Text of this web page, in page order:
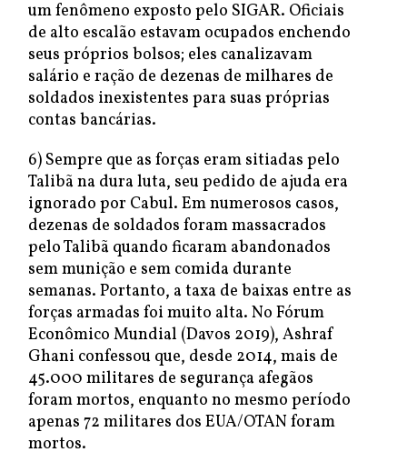
um fenômeno exposto pelo SIGAR. Oficiais
de alto escalão estavam ocupados enchendo
seus próprios bolsos; eles canalizavam
salário e ração de dezenas de milhares de
soldados inexistentes para suas próprias
contas bancárias.
6) Sempre que as forças eram sitiadas pelo
Talibã na dura luta, seu pedido de ajuda era
ignorado por Cabul. Em numerosos casos,
dezenas de soldados foram massacrados
pelo Talibã quando ficaram abandonados
sem munição e sem comida durante
semanas. Portanto, a taxa de baixas entre as
forças armadas foi muito alta. No Fórum
Econômico Mundial (Davos 2019), Ashraf
Ghani confessou que, desde 2014, mais de
45.000 militares de segurança afegãos
foram mortos, enquanto no mesmo período
apenas 72 militares dos EUA/OTAN foram
mortos.